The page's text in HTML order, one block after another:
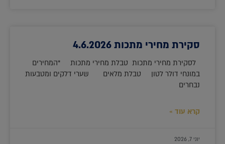
סקירת מחירי מתכות 4.6.2026
לסקירת מחירי מתכות טבלת מחירי מתכות *המחירים
במונחי דולר לטון טבלת מלאים שערי דלקים ומטבעות
נבחרים
קרא עוד »
יוני 7, 2026